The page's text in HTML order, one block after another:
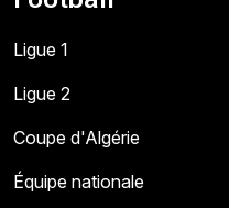
Ligue 1
Ligue 2
Coupe d'Algérie
Équipe nationale